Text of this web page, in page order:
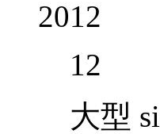
2012
12
大型